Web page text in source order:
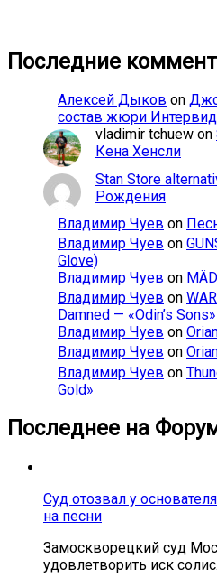
Последние
Алексей Дыков on
состав жюри
vladimir tchuew on
Кена Хенсли
Stan Store
Рождения
Владимир Чуев on
Владимир Чуев on
Glove)
Владимир Чуев on
Владимир Чуев on
Damned — «Odin’s Sons»
Владимир Чуев on
Владимир Чуев on
Владимир Чуев on
Gold»
Последнее на
Суд отозвал у
на песни
Замоскворецкий суд
удовлетворить иск